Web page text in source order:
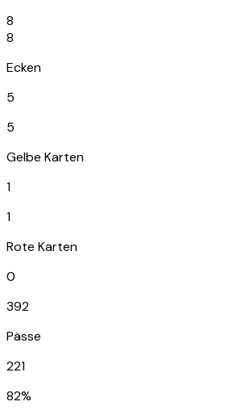
8
8
Ecken
5
5
Gelbe Karten
1
1
Rote Karten
0
392
Pässe
221
82%